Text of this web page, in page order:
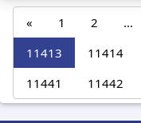
« 1 2 ...
11413
11414
11441
11442